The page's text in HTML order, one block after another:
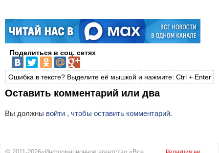
Поделиться в соц. сетях
Ошибка в тексте? Выделите её мышкой и нажмите: Ctrl + Enter
Оставить комментарий или два
Вы должны войти , чтобы оставить комментарий.